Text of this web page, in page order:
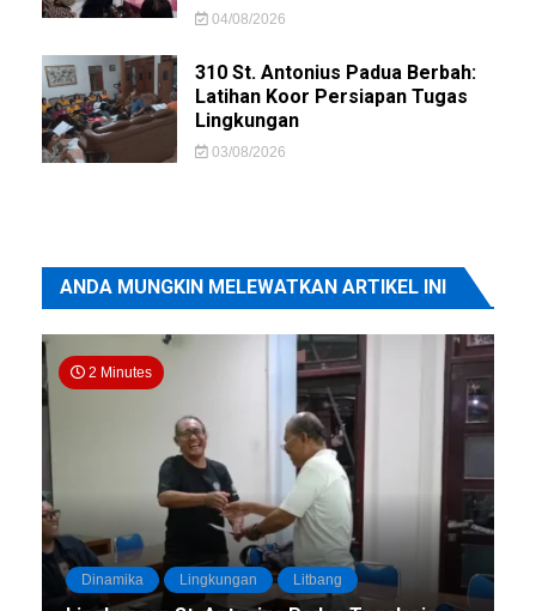
04/08/2026
310 St. Antonius Padua Berbah:
Latihan Koor Persiapan Tugas
Lingkungan
03/08/2026
ANDA MUNGKIN MELEWATKAN ARTIKEL INI
2 Minutes
Dinamika Lingkungan Litbang